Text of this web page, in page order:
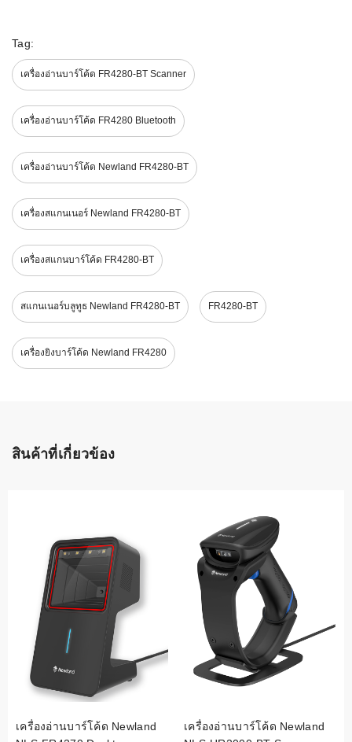
Tag:
เครื่องอ่านบาร์โค้ด FR4280-BT Scanner
เครื่องอ่านบาร์โค้ด FR4280 Bluetooth
เครื่องอ่านบาร์โค้ด Newland FR4280-BT
เครื่องสแกนเนอร์ Newland FR4280-BT
เครื่องสแกนบาร์โค้ด FR4280-BT
สแกนเนอร์บลูทูธ Newland FR4280-BT FR4280-BT
เครื่องยิงบาร์โค้ด Newland FR4280
สินค้าที่เกี่ยวข้อง
เครื่องอ่านบาร์โค้ด Newland
เครื่องอ่านบาร์โค้ด Newland